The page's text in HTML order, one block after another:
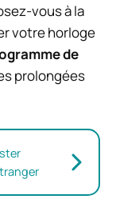
vous à la
votre horloge
de
prolongées